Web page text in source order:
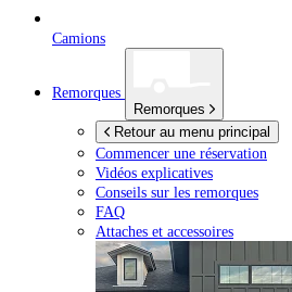
Camions
Remorques
Remorques
Retour au menu principal
Commencer une réservation
Vidéos explicatives
Conseils sur les remorques
FAQ
Attaches et accessoires